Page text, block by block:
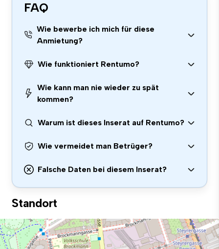
FAQ
Wie bewerbe ich mich für diese
Anmietung?
Wie funktioniert Rentumo?
Wie kann man nie wieder zu spät
kommen?
Warum ist dieses Inserat auf Rentumo?
Wie vermeidet man Betrüger?
Falsche Daten bei diesem Inserat?
Standort